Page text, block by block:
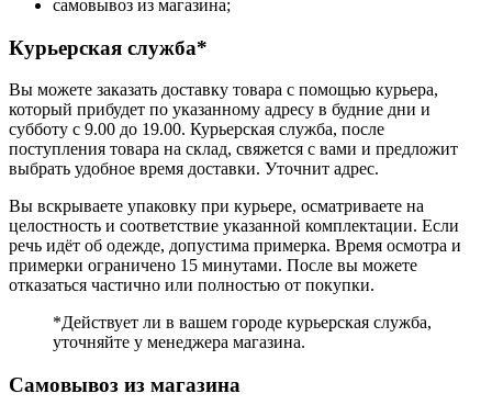
самовывоз из магазина;
Курьерская служба*
Вы можете заказать доставку товара с помощью курьера,
который прибудет по указанному адресу в будние дни и
субботу с 9.00 до 19.00. Курьерская служба, после
поступления товара на склад, свяжется с вами и предложит
выбрать удобное время доставки. Уточнит адрес.
Вы вскрываете упаковку при курьере, осматриваете на
целостность и соответствие указанной комплектации. Если
речь идёт об одежде, допустима примерка. Время осмотра и
примерки ограничено 15 минутами. После вы можете
отказаться частично или полностью от покупки.
*Действует ли в вашем городе курьерская служба,
уточняйте у менеджера магазина.
Самовывоз из магазина